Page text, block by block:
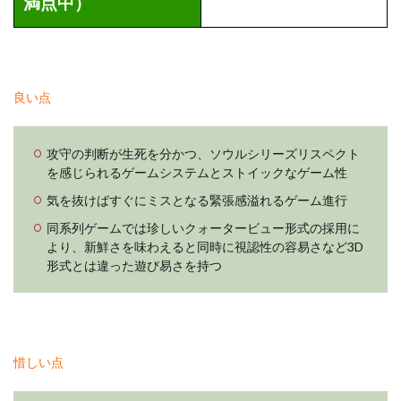
良い点
攻守の判断が生死を分かつ、ソウルシリーズリスペクト
を感じられるゲームシステムとストイックなゲーム性
気を抜けばすぐにミスとなる緊張感溢れるゲーム進行
同系列ゲームでは珍しいクォータービュー形式の採用に
より、新鮮さを味わえると同時に視認性の容易さなど3D
形式とは違った遊び易さを持つ
惜しい点